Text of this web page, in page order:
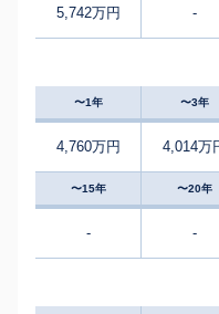
5,742万円 -
〜1年 〜3年
4,760万円 4,014万
〜15年 〜20年
- -